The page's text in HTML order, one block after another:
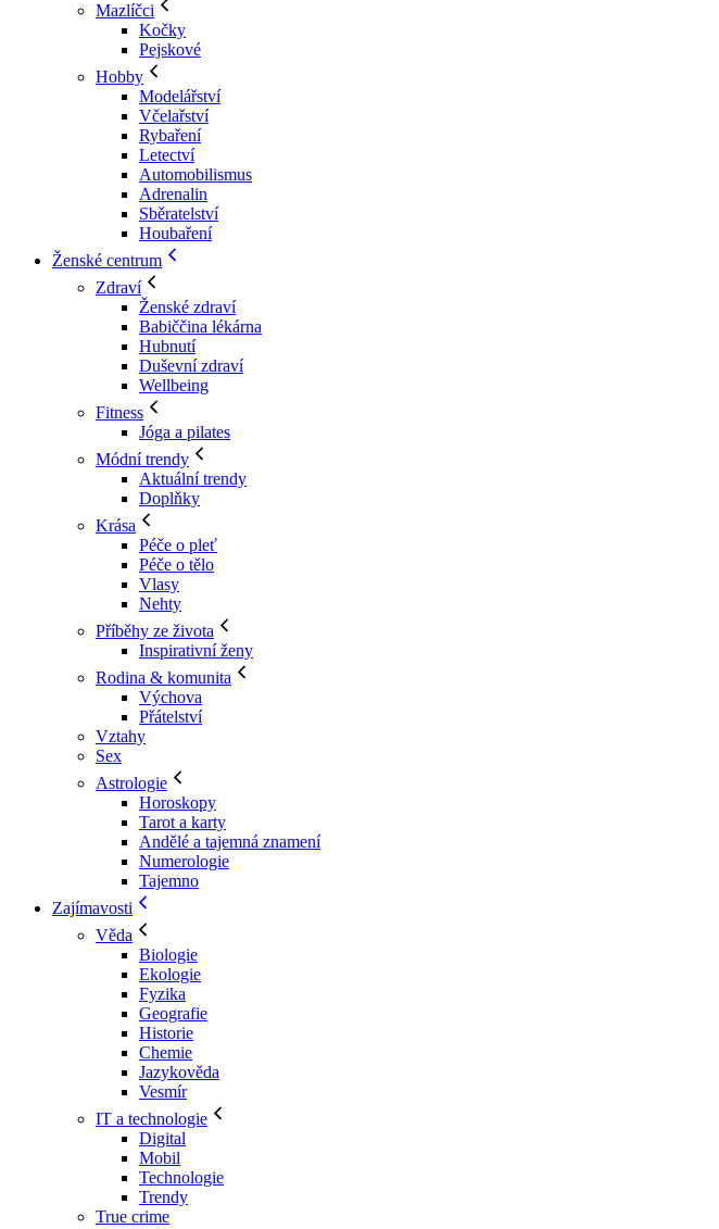
Mazlíčci
Kočky
Pejskové
Hobby
Modelářství
Včelařství
Rybaření
Letectví
Automobilismus
Adrenalin
Sběratelství
Houbaření
Ženské centrum
Zdraví
Ženské zdraví
Babiččina lékárna
Hubnutí
Duševní zdraví
Wellbeing
Fitness
Jóga a pilates
Módní trendy
Aktuální trendy
Doplňky
Krása
Péče o pleť
Péče o tělo
Vlasy
Nehty
Příběhy ze života
Inspirativní ženy
Rodina & komunita
Výchova
Přátelství
Vztahy
Sex
Astrologie
Horoskopy
Tarot a karty
Andělé a tajemná znamení
Numerologie
Tajemno
Zajímavosti
Věda
Biologie
Ekologie
Fyzika
Geografie
Historie
Chemie
Jazykověda
Vesmír
IT a technologie
Digital
Mobil
Technologie
Trendy
True crime